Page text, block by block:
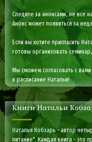
Следите за анонсами, не все
Анонс может появиться за
Если вы хотите пригласить
готовы организовать
Мы сможем согласовать с
в расписание Натальи!
Книги Натальи
Наталья Кобзарь- автор
питание". Каждая книга - это